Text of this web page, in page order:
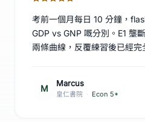
考前一個月每日 10 分鐘，
GDP vs GNP 嘅分別。E1 壟
兩條曲線，反覆練習後已經完
M Marcus
皇仁書院 · Econ 5*